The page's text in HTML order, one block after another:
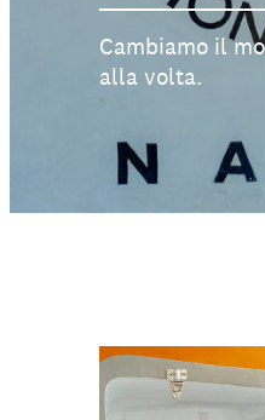
Cambiamo il
alla volta.